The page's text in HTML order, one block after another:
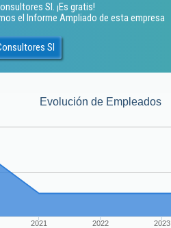
Sl. ¡Es gratis!
el Informe Ampliado de esta empresa
Sl
Evolución de Empleados
2021 2022 2023